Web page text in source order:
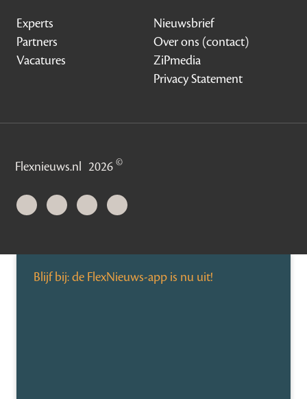
Experts
Partners
Vacatures
Nieuwsbrief
Over ons (contact)
ZiPmedia
Privacy Statement
Flexnieuws.nl 2026©
Blijf bij: de FlexNieuws-app is nu uit!